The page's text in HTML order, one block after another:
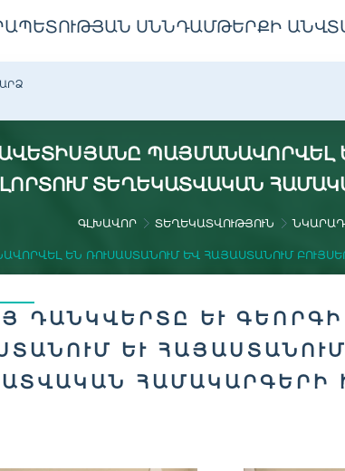
ՍՆՆԴԱՄԹԵՐՔԻ
ՊԱՅՄԱՆԱՎՈՐՎԵԼ
ՏԵՂԵԿԱՏՎԱԿԱՆ
ԳԼԽԱՎՈՐ ՏԵՂԵԿԱՏՎՈՒԹՅՈՒՆ
ԵՆ ՌՈՒՍԱՍՏԱՆՈՒՄ ԵՒ ՀԱՅԱՍՏԱՆՈՒՄ
ԴԱՆԿՎԵՐՏԸ ԵՒ
ԵՒ
ՀԱՄԱԿԱՐԳԵՐԻ